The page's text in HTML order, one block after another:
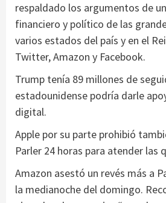
respaldado los argumentos de
financiero y político de las
varios estados del país y en el
Twitter, Amazon y Facebook.
Trump tenía 89 millones de
estadounidense podría darle
digital.
Apple por su parte prohibió
Parler 24 horas para atender las
Amazon asestó un revés más a
la medianoche del domingo.